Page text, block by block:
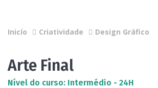
Inicío Criatividade Design Gráfico
Arte Final
Nível do curso: Intermédio - 24H